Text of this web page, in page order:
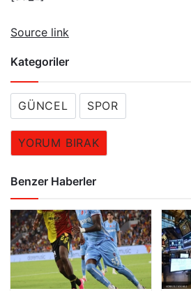
Source link
Kategoriler
GÜNCEL SPOR
YORUM BIRAK
Benzer Haberler